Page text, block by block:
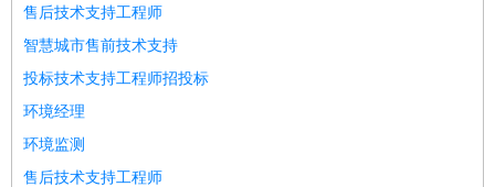
售后技术支持工程师
智慧城市售前技术支持
投标技术支持工程师招投标
环境经理
环境监测
售后技术支持工程师